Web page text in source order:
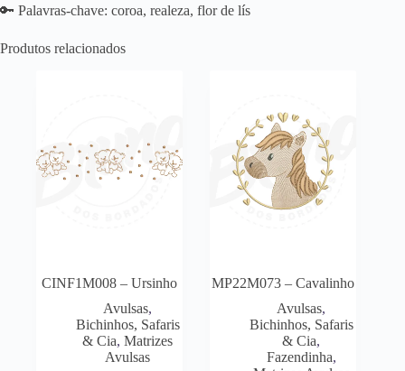
🔑 Palavras-chave: coroa, realeza, flor de lís
Produtos relacionados
CINF1M008 – Ursinho
Avulsas,
Bichinhos, Safaris
& Cia,Matrizes
Avulsas
MP22M073 – Cavalinho
Avulsas,
Bichinhos, Safaris
& Cia,
Fazendinha,